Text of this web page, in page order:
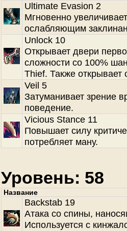
Ultimate Evasion 2
Мгновенно
ослабляющим
Unlock 10
Открывает двери
сложности со 100%
Thief. Также открывает
Veil 5
Затуманивает зрение
поведение.
Vicious Stance 11
Повышает силу
потребляет ману.
Уровень: 58
Название
Backstab 19
Атака со спины,
Используется с